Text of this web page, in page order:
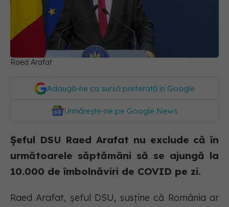
Raed Arafat
Adaugă-ne ca sursă preferată în Google
Urmărește-ne pe Google News
Șeful DSU Raed Arafat nu exclude că în
următoarele săptămâni să se ajungă la
10.000 de îmbolnăviri de COVID pe zi.
Raed Arafat, șeful DSU, susține că România ar